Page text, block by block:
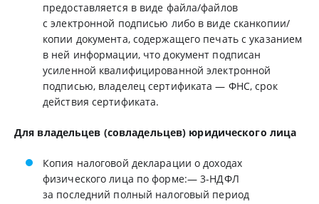
предоставляется в виде файла/файлов
с электронной подписью либо в виде сканкопии/
копии документа, содержащего печать с указанием
в ней информации, что документ подписан
усиленной квалифицированной электронной
подписью, владелец сертификата — ФНС, срок
действия сертификата.
Для владельцев (совладельцев) юридического лица
Копия налоговой декларации о доходах
физического лица по форме:— 3-НДФЛ
за последний полный налоговый период